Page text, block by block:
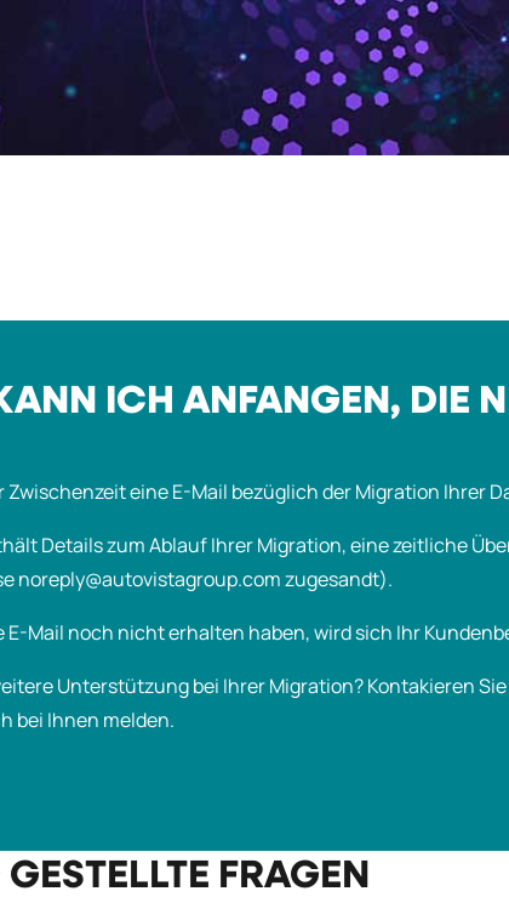
ICH ANFANGEN, DIE
Zwischenzeit eine E-Mail bezüglich der Migration Ihrer
Details zum Ablauf Ihrer Migration, eine zeitliche
noreply@autovistagroup.com zugesandt).
E-Mail noch nicht erhalten haben, wird sich Ihr
Unterstützung bei Ihrer Migration? Kontakieren
bei Ihnen melden.
FRAGEN